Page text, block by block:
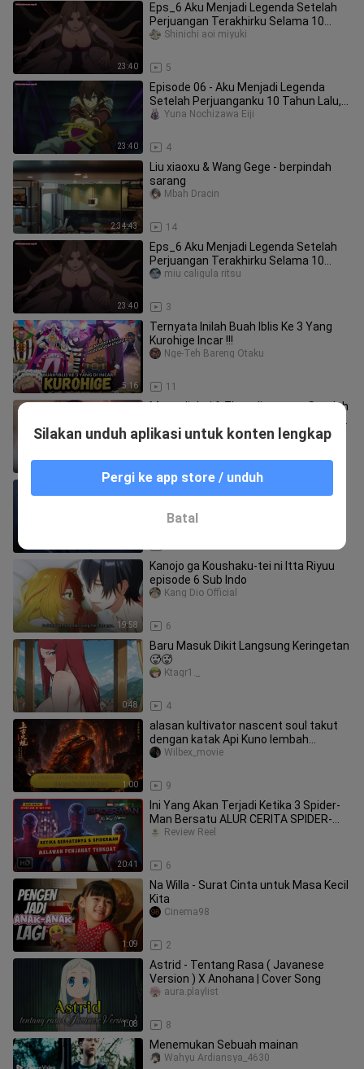
23:40
Eps_6 Aku Menjadi Legenda Setelah
Perjuangan Terakhirku Selama 10
Tahun
5
Shinichi aoi miyuki
23:40
Episode 06 - Aku Menjadi Legenda
Setelah Perjuanganku 10 Tahun Lalu,
Sekarang Me
4
Yuna Nochizawa Eiji
2:34:43
Liu xiaoxu & Wang Gege - berpindah
sarang
14
Mbah Dracin
23:40
Eps_6 Aku Menjadi Legenda Setelah
Perjuangan Terakhirku Selama 10
Tahun
3
miu caligula ritsu
5:16
Ternyata Inilah Buah Iblis Ke 3 Yang
Kurohige Incar !!!
11
Nge-Teh Bareng Otaku
Meng Jiahui & Zhou Jingrong - Setelah
Anak Itu Milikku
Minnie Xin Xin
Pahlawan Terkuat Reinkarnasi Jadi
Gadis Lemah?! Ini Dia Nia Liston!
EchanRiview
19:58
Kanojo ga Koushaku-tei ni Itta Riyuu
episode 6 Sub Indo
6
Kang Dio Official
0:48
Baru Masuk Dikit Langsung Keringetan
🥵🥵
4
Ktagr1._
1:00
alasan kultivator nascent soul takut
dengan katak Api Kuno lembah
Kejatuhan Iblis
9
Wilbex_movie
20:41
Ini Yang Akan Terjadi Ketika 3 Spider-
Man Bersatu ALUR CERITA SPIDER-
MAN NO WAY
6
Review Reel
1:09
Na Willa - Surat Cinta untuk Masa Kecil
Kita
2
Cinema98
1:08
Astrid - Tentang Rasa ( Javanese
Version ) X Anohana | Cover Song
8
aura.playlist
Menemukan Sebuah mainan
Wahyu Ardiansya_4630
Silakan unduh aplikasi untuk konten lengkap
Pergi ke app store / unduh
Batal